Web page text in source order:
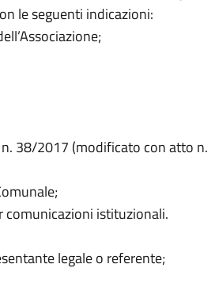
le seguenti indicazioni:
n. 38/2017 (modificato con atto n.
comunicazioni istituzionali.
legale o referente;